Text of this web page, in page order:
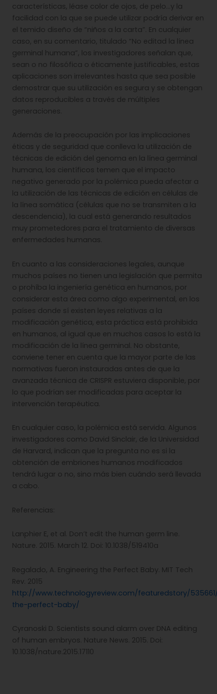
características, léase color de ojos, de pelo…y la
facilidad con la que se puede utilizar podría derivar en
el temido diseño de “niños a la carta”. En cualquier
caso, en su comentario, titulado “No editad la línea
germinal humana”, los investigadores señalan que,
sean o no filosófica o éticamente justificables, estas
aplicaciones son irrelevantes hasta que sea posible
demostrar que su utilización es segura y se obtengan
datos reproducibles a través de múltiples
generaciones.
Además de la preocupación por las implicaciones
éticas y de seguridad que conlleva la utilización de
técnicas de edición del genoma en la línea germinal
humana, los científicos temen que el impacto
negativo generado por la polémica pueda afectar a
la utilización de las técnicas de edición en células de
la línea somática (células que no se transmiten a la
descendencia), la cual está generando resultados
muy prometedores para el tratamiento de diversas
enfermedades humanas.
En cuanto a las consideraciones legales, aunque
muchos países no tienen una legislación que permita
o prohíba la ingeniería genética en humanos, por
considerar esta área como algo experimental, en los
países donde sí existen leyes relativas a la
modificación genética, esta práctica está prohibida
en humanos, al igual que en muchos casos lo está la
modificación de la línea germinal. No obstante,
conviene tener en cuenta que la mayor parte de las
normativas fueron instauradas antes de que la
avanzada técnica de CRISPR estuviera disponible, por
lo que podrían ser modificadas para aceptar la
intervención terapéutica.
En cualquier caso, la polémica está servida. Algunos
investigadores como David Sinclair, de la Universidad
de Harvard, indican que la pregunta no es si la
obtención de embriones humanos modificados
tendrá lugar o no, sino más bien cuándo será llevada
a cabo.
Referencias:
Lanphier E, et al. Don’t edit the human germ line.
Nature. 2015. March 12. Doi: 10.1038/519410a
Regalado, A. Engineering the Perfect Baby. MIT Tech
Rev. 2015
http://www.technologyreview.com/featuredstory/
the-perfect-baby/
Cyranoski D. Scientists sound alarm over DNA editing
of human embryos. Nature News. 2015. Doi:
10.1038/nature.2015.17110